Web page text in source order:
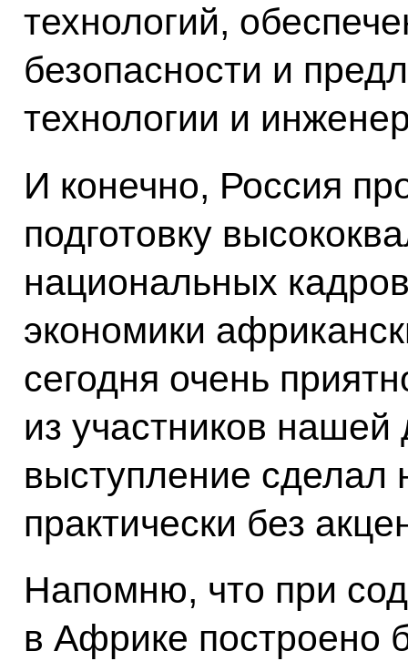
технологий,
безопасности и
технологии и
И конечно, Россия
подготовку
национальных
экономики
сегодня очень
из участников нашей
выступление сделал
практически без
Напомню, что при
в Африке построено